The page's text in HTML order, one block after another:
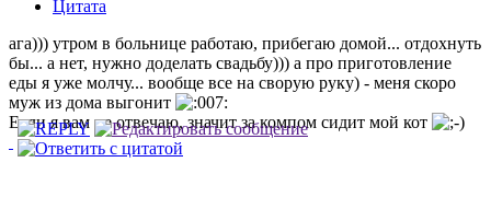
Цитата
ага))) утром в больнице работаю, прибегаю домой... отдохнуть
бы... а нет, нужно доделать свадьбу))) а про приготовление
еды я уже молчу... вообще все на сворую руку) - меня скоро
муж из дома выгонит
Если я вам не отвечаю, значит за компом сидит мой кот